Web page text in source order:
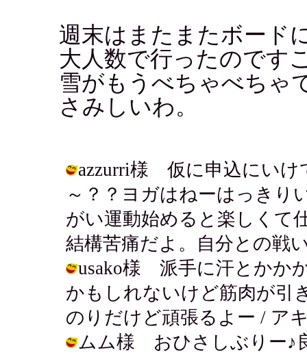
週末はまたまたボード
大人数で行ったのです
雪がもうべちゃべちゃ
さみしいわ。
azzurri様 仮に申込にいけ
～？？ヨガはねーはっき
がい運動始めると楽しくて
結構苦痛だよ。自分との戦
usako様 派手に汗とかか
かもしれないけど筋肉が引
のりだけど頑張るよー / ア
ムム様 おひさしぶりー♪